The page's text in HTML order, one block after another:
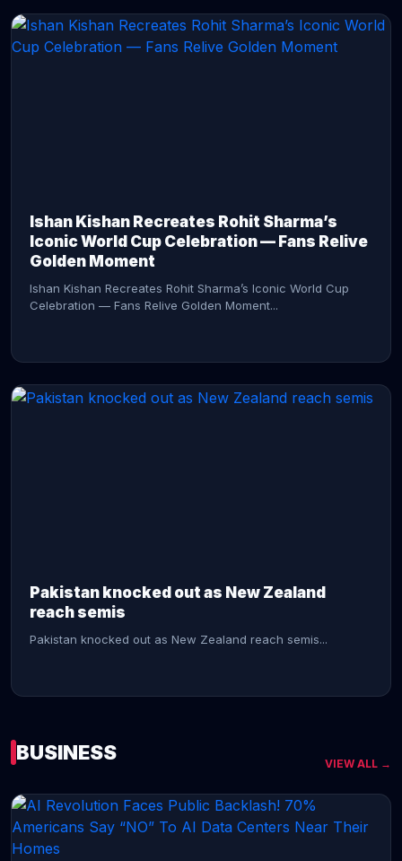
Ishan Kishan Recreates Rohit Sharma’s
Iconic World Cup Celebration — Fans Relive
Golden Moment
Ishan Kishan Recreates Rohit Sharma’s Iconic World Cup
Celebration — Fans Relive Golden Moment...
Pakistan knocked out as New Zealand
reach semis
Pakistan knocked out as New Zealand reach semis...
CONTINUE READING →
BUSINESS VIEW ALL →